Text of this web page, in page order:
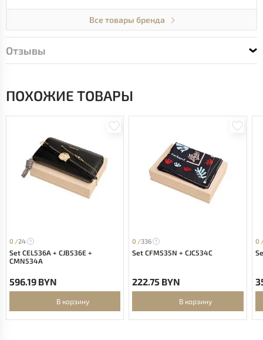
Все товары бренда
Отзывы
ПОХОЖИЕ ТОВАРЫ
0 /24
Set CEL536A + CJB536E +
CMN534A
596.19 BYN
В корзину
0 /336
Set CFM535N + CJC534C
222.75 BYN
В корзину
0